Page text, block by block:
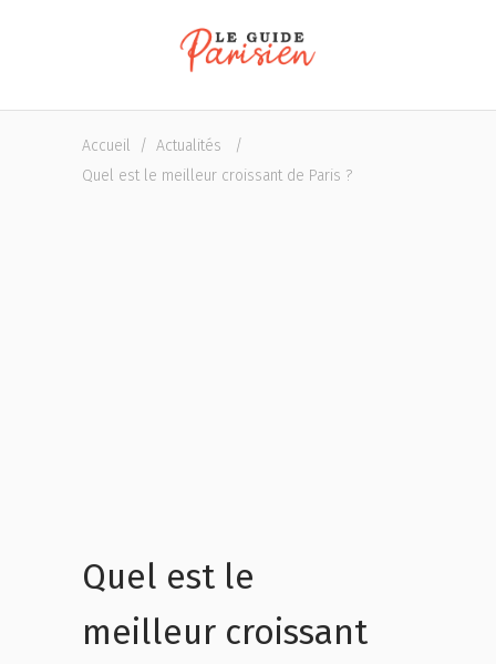
Accueil / Actualités
/
Quel est le meilleur croissant de Paris ?
Quel est le
meilleur croissant